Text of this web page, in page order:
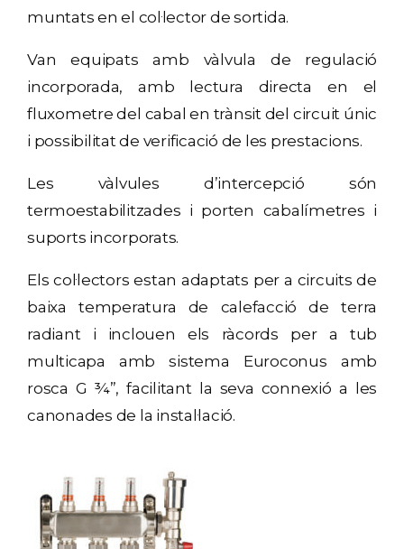
muntats en el col·lector de sortida.
Van equipats amb vàlvula de regulació
incorporada, amb lectura directa en el
fluxometre del cabal en trànsit del circuit únic
i possibilitat de verificació de les prestacions.
Les vàlvules d’intercepció són
termoestabilitzades i porten cabalímetres i
suports incorporats.
Els col·lectors estan adaptats per a circuits de
baixa temperatura de calefacció de terra
radiant i inclouen els ràcords per a tub
multicapa amb sistema Euroconus amb
rosca G ¾”, facilitant la seva connexió a les
canonades de la instal·lació.